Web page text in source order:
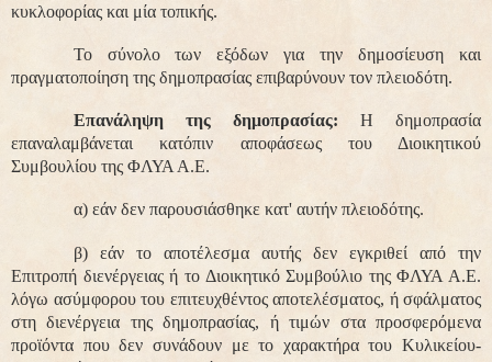
κυκλοφορίας και μία τοπικής.
Το σύνολο των εξόδων για την δημοσίευση και
πραγματοποίηση της δημοπρασίας επιβαρύνουν τον πλειοδότη.
Επανάληψη της δημοπρασίας: Η δημοπρασία
επαναλαμβάνεται κατόπιν αποφάσεως του Διοικητικού
Συμβουλίου της ΦΛΥΑ Α.Ε.
α) εάν δεν παρουσιάσθηκε κατ' αυτήν πλειοδότης.
β) εάν το αποτέλεσμα αυτής δεν εγκριθεί από την
Επιτροπή διενέργειας ή το Διοικητικό Συμβούλιο της ΦΛΥΑ Α.Ε.
λόγω ασύμφορου του επιτευχθέντος αποτελέσματος, ή σφάλματος
στη διενέργεια της δημοπρασίας, ή τιμών στα προσφερόμενα
προϊόντα που δεν συνάδουν με το χαρακτήρα του Κυλικείου-